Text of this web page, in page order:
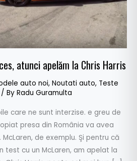
atunci apelăm la Chris Harris
auto noi, Noutati auto, Teste
/ By Radu Guramulta
care ne sunt interzise. e greu de
presa din România va avea
de exemplu. Şi pentru că
test cu un McLaren, am apelat la